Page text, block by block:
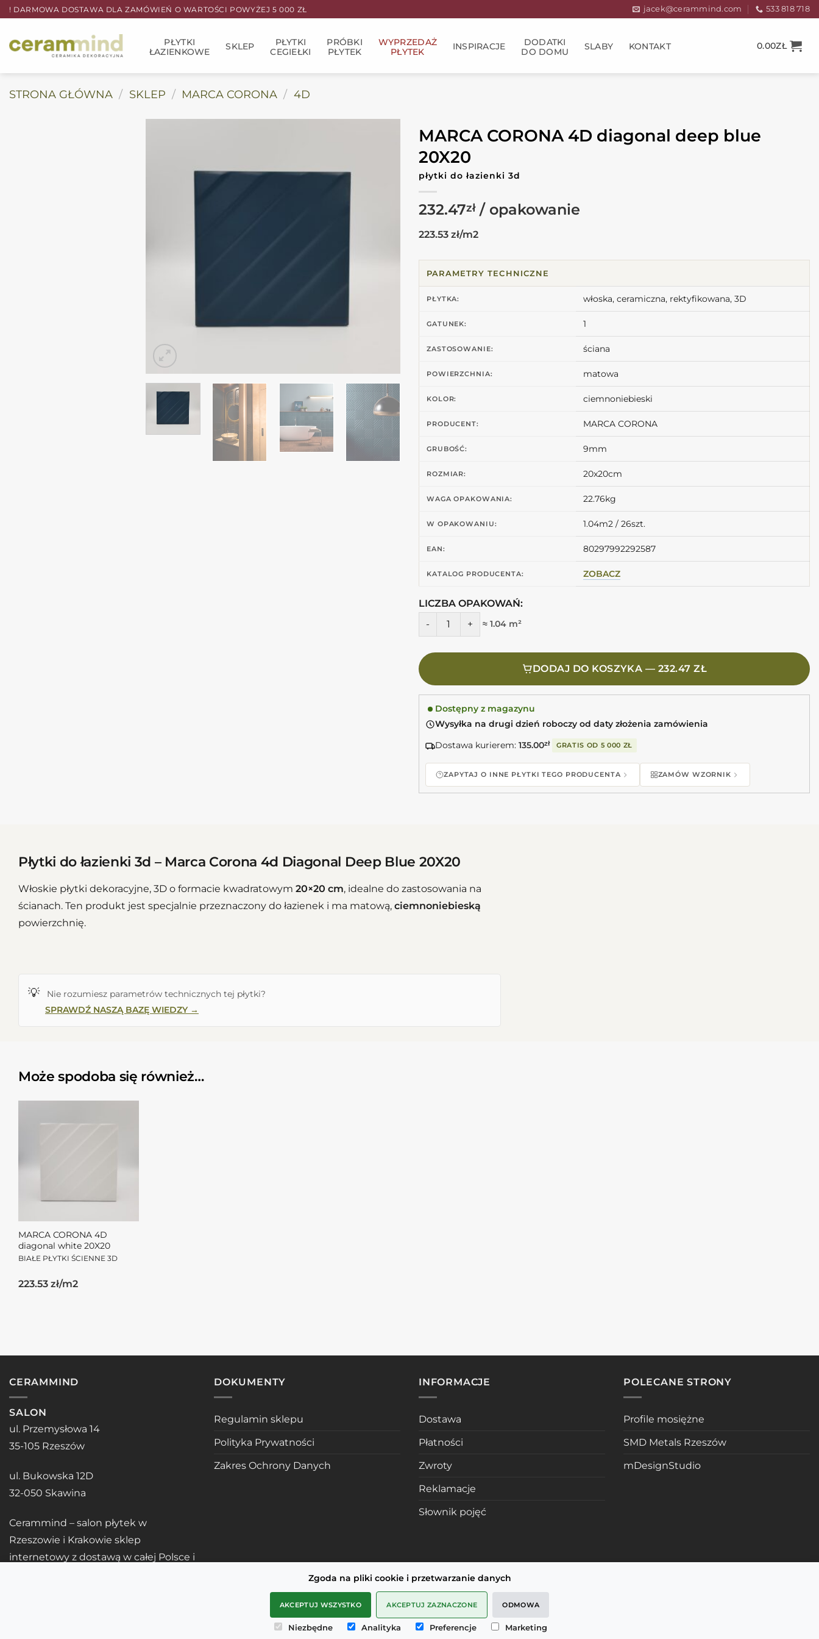
Przewiń
do
zawartości
! DARMOWA DOSTAWA DLA ZAMÓWIEŃ O WARTOŚCI POWYŻEJ 5 000 ZŁ jacek@cerammind.com 533 818 718
PŁYTKI
ŁAZIENKOWE
SKLEP
PŁYTKI
CEGIEŁKI
PRÓBKI
PŁYTEK
WYPRZEDAŻ
PŁYTEK
INSPIRACJE
DODATKI
DO DOMU
SLABY KONTAKT 0.00ZŁ
STRONA GŁÓWNA / SKLEP / MARCA CORONA / 4D
MARCA CORONA 4D diagonal deep blue
20X20
płytki do łazienki 3d
232.47zł
223.53 zł/m2
PARAMETRY TECHNICZNE
PŁYTKA: włoska, ceramiczna, rektyfikowana, 3D
GATUNEK: 1
ZASTOSOWANIE: ściana
POWIERZCHNIA: matowa
KOLOR: ciemnoniebieski
PRODUCENT: MARCA CORONA
GRUBOŚĆ: 9mm
ROZMIAR: 20x20cm
WAGA OPAKOWANIA: 22.76kg
W OPAKOWANIU: 1.04m2 / 26szt.
EAN: 80297992292587
KATALOG PRODUCENTA: ZOBACZ
LICZBA OPAKOWAŃ:
ilość MARCA CORONA 4D diagonal deep blue 20X20 Płytki do łazienki 3d
≈ 1.04 m²
DODAJ DO KOSZYKA — 232.47 ZŁ
Dostępny z magazynu
Wysyłka na drugi dzień roboczy od daty złożenia zamówienia
Dostawa kurierem: 135.00zł GRATIS OD 5 000 ZŁ
ZAPYTAJ O INNE PŁYTKI TEGO PRODUCENTA ZAMÓW WZORNIK
Płytki do łazienki 3d – Marca Corona 4d Diagonal Deep Blue 20X20
Włoskie płytki dekoracyjne, 3D o formacie kwadratowym 20×20 cm, idealne do zastosowania na
ścianach. Ten produkt jest specjalnie przeznaczony do łazienek i ma matową, ciemnoniebieską
powierzchnię.
💡 Nie rozumiesz parametrów technicznych tej płytki?
SPRAWDŹ NASZĄ BAZĘ WIEDZY →
Może spodoba się również…
MARCA CORONA 4D
diagonal white 20X20
BIAŁE PŁYTKI ŚCIENNE 3D
223.53 zł/m2
Zgoda na pliki cookie i przetwarzanie danych
AKCEPTUJ WSZYSTKO AKCEPTUJ ZAZNACZONE ODMOWA
Niezbędne Analityka Preferencje Marketing
CERAMMIND
SALON
ul. Przemysłowa 14
35-105 Rzeszów
ul. Bukowska 12D
32-050 Skawina
Cerammind – salon płytek w
Rzeszowie i Krakowie sklep
internetowy z dostawą w całej Polsce i
DOKUMENTY
Regulamin sklepu
Polityka Prywatności
Zakres Ochrony Danych
INFORMACJE
Dostawa
Płatności
Zwroty
Reklamacje
Słownik pojęć
POLECANE STRONY
Profile mosiężne
SMD Metals Rzeszów
mDesignStudio